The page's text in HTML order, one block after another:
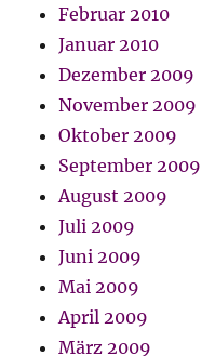
Februar 2010
Januar 2010
Dezember 2009
November 2009
Oktober 2009
September 2009
August 2009
Juli 2009
Juni 2009
Mai 2009
April 2009
März 2009